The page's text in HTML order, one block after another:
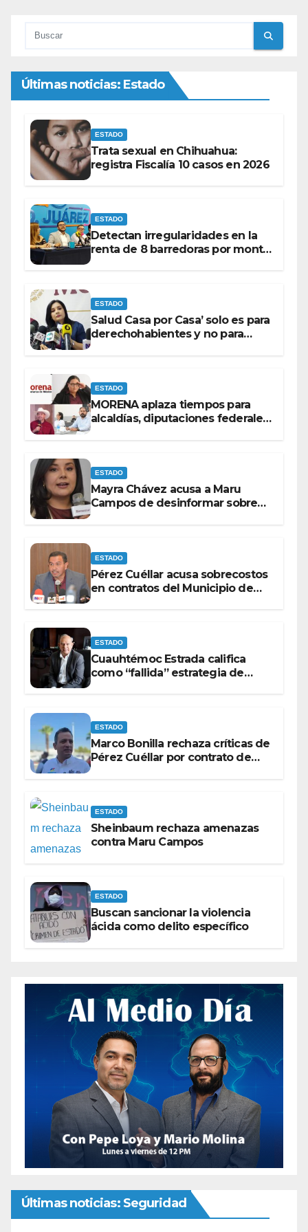
Últimas noticias: Estado
ESTADO
Trata sexual en Chihuahua:
registra Fiscalía 10 casos en 2026
ESTADO
Detectan irregularidades en la
renta de 8 barredoras por monto
ESTADO
Salud Casa por Casa’ solo es para
derechohabientes y no para
ESTADO
MORENA aplaza tiempos para
alcaldías, diputaciones federales
ESTADO
Mayra Chávez acusa a Maru
Campos de desinformar sobre
ESTADO
Pérez Cuéllar acusa sobrecostos
en contratos del Municipio de
ESTADO
Cuauhtémoc Estrada califica
como “fallida” estrategia de
ESTADO
Marco Bonilla rechaza críticas de
Pérez Cuéllar por contrato de
ESTADO
Sheinbaum rechaza amenazas
contra Maru Campos
ESTADO
Buscan sancionar la violencia
ácida como delito específico
Últimas noticias: Seguridad